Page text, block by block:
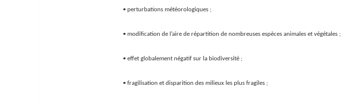
• perturbations météorologiques ;
• modification de l’aire de répartition de nombreuses espèces animales et végétales ;
• effet globalement négatif sur la biodiversité ;
• fragilisation et disparition des milieux les plus fragiles ;